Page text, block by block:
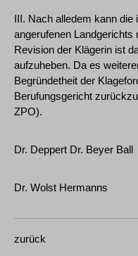
III. Nach alledem kann die
angerufenen Landgerichts
Revision der Klägerin ist
aufzuheben. Da es
Begründetheit der
Berufungsgericht
ZPO).
Dr. Deppert Dr. Beyer Ball
Dr. Wolst Hermanns
zurück